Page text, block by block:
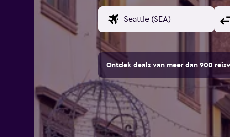
Ontdek deals van meer dan 900